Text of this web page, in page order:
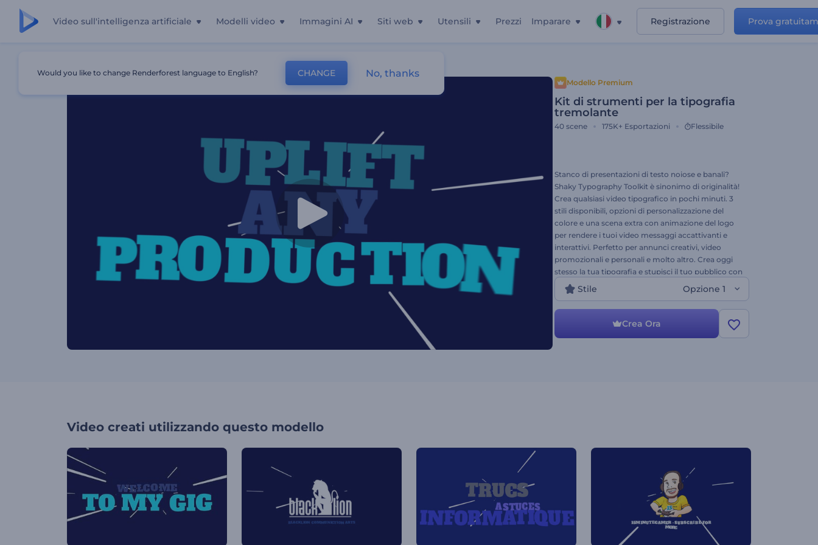
Video sull'intelligenza artificiale Modelli video Immagini AI Siti web Utensili Prezzi Imparare Registrazione Prova
Kit Di Strumenti Per La Tipografia Tremolante
Modello Premium
Kit di strumenti per la tipografia
tremolante
40 scene 175K+ Esportazioni Flessibile
Stanco di presentazioni di testo noiose e banali?
Shaky Typography Toolkit è sinonimo di originalità!
Crea qualsiasi video tipografico in pochi minuti. 3
stili disponibili, opzioni di personalizzazione del
colore e una scena extra con animazione del logo
per rendere i tuoi video messaggi accattivanti e
interattivi. Perfetto per annunci creativi, video
promozionali e personali e molto altro. Crea oggi
stesso la tua tipografia e stupisci il tuo pubblico con
un approccio creativo!
Stile Opzione 1
Crea Ora
Video creati utilizzando questo modello
Would you like to change Renderforest language to English? CHANGE No, thanks